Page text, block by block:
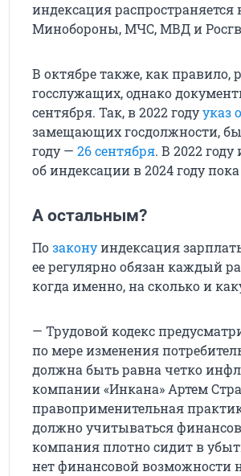
индексация
Минобороны, МЧС, МВД и
В октябре также, как правило,
госслужащих, однако
сентября. Так, в 2022 годууказ
замещающих госдолжности,
году — 26 сентября. В 2022
об индексации в 2024 году
А остальным?
Позаконуиндексация
ее регулярно обязан каждый
когда именно, на сколько и
— Трудовой кодекс
по мере изменения
должна быть равна четко
компании «Инкана» Артем
правоприменительная
должно учитываться
компания плотно сидит в
нет финансовой возможности